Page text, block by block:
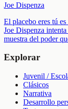
Joe Dispenza
El placebo eres tú
Joe Dispenza
muestra del poder
Explorar
Juvenil /
Clásicos
Narrativa
Desarrollo